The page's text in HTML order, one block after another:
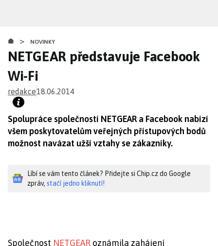
obsahu
> NOVINKY
NETGEAR představuje Facebook
Wi-Fi
redakce18.06.2014
Spolupráce společností NETGEAR a Facebook nabízí
všem poskytovatelům veřejných přístupových bodů
možnost navázat užší vztahy se zákazníky.
Líbí se vám tento článek? Přidejte si Chip.cz do Google
zpráv, stačí jedno kliknutí!
Společnost NETGEAR oznámila zahájení